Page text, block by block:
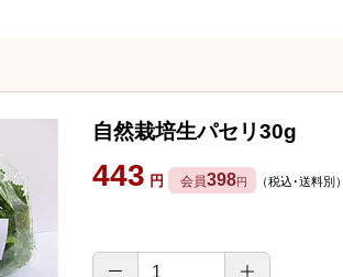
自然栽培生パセリ30g
443 円 会員398円 （税込･送料別）